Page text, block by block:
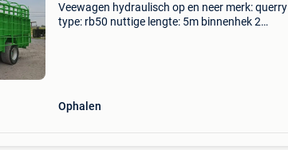
Veewagen hydraulisch op en neer merk: querry
type: rb50 nuttige lengte: 5m binnenhek 2
Ophalen